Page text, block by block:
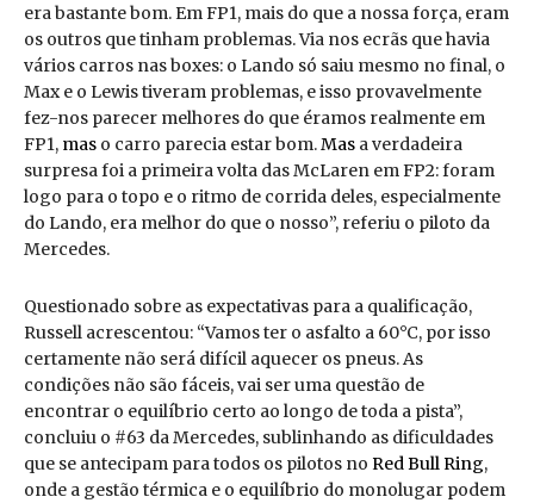
era bastante bom. Em FP1, mais do que a nossa força, eram
os outros que tinham problemas. Via nos ecrãs que havia
vários carros nas boxes: o Lando só saiu mesmo no final, o
Max e o Lewis tiveram problemas, e isso provavelmente
fez-nos parecer melhores do que éramos realmente em
FP1, mas o carro parecia estar bom.Mas a verdadeira
surpresa foi a primeira volta das McLaren em FP2: foram
logo para o topo e o ritmo de corrida deles, especialmente
do Lando, era melhor do que o nosso”, referiu o piloto da
Mercedes.
Questionado sobre as expectativas para a qualificação,
Russell acrescentou: “Vamos ter o asfalto a 60°C, por isso
certamente não será difícil aquecer os pneus. As
condições não são fáceis, vai ser uma questão de
encontrar o equilíbrio certo ao longo de toda a pista”,
concluiu o #63 da Mercedes, sublinhando as dificuldades
que se antecipam para todos os pilotos no Red Bull Ring,
onde a gestão térmica e o equilíbrio do monolugar podem